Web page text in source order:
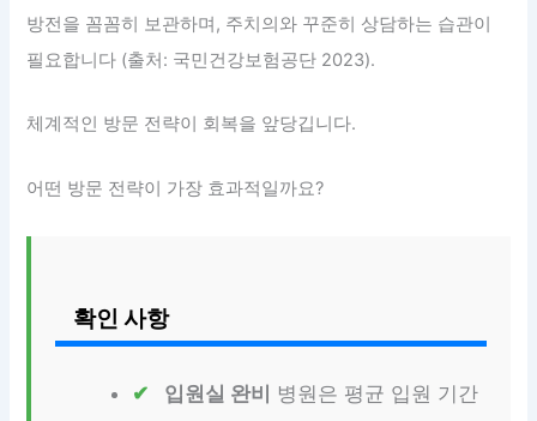
방전을 꼼꼼히 보관하며, 주치의와 꾸준히 상담하는 습관이
필요합니다 (출처: 국민건강보험공단 2023).
체계적인 방문 전략이 회복을 앞당깁니다.
어떤 방문 전략이 가장 효과적일까요?
확인 사항
입원실 완비 병원은 평균 입원 기간